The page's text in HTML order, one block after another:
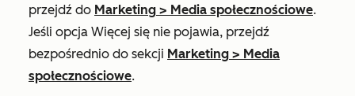
przejdź do Marketing > Media społecznościowe.
Jeśli opcja Więcej się nie pojawia, przejdź
bezpośrednio do sekcji Marketing > Media
społecznościowe.